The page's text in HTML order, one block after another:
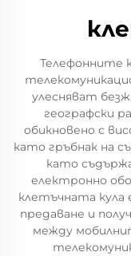
Телефонните
улесняват
географски
обикновено с
като гръбнак на
като
електронно
клетъчната кула
предаване и
между